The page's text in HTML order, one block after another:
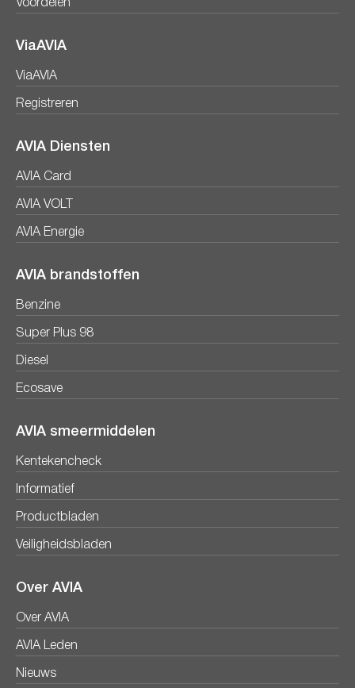
Voordelen
ViaAVIA
ViaAVIA
Registreren
AVIA Diensten
AVIA Card
AVIA VOLT
AVIA Energie
AVIA brandstoffen
Benzine
Super Plus 98
Diesel
Ecosave
AVIA smeermiddelen
Kentekencheck
Informatief
Productbladen
Veiligheidsbladen
Over AVIA
Over AVIA
AVIA Leden
Nieuws